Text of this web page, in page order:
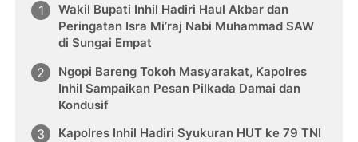
Wakil Bupati Inhil Hadiri Haul Akbar dan
Peringatan Isra Mi’raj Nabi Muhammad SAW
di Sungai Empat
Ngopi Bareng Tokoh Masyarakat, Kapolres
Inhil Sampaikan Pesan Pilkada Damai dan
Kondusif
Kapolres Inhil Hadiri Syukuran HUT ke 79 TNI